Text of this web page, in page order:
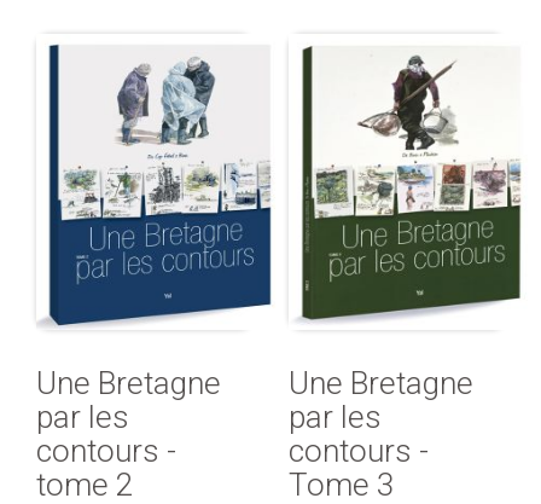
Une Bretagne
par les
contours -
tome 2
Une Bretagne
par les
contours -
Tome 3